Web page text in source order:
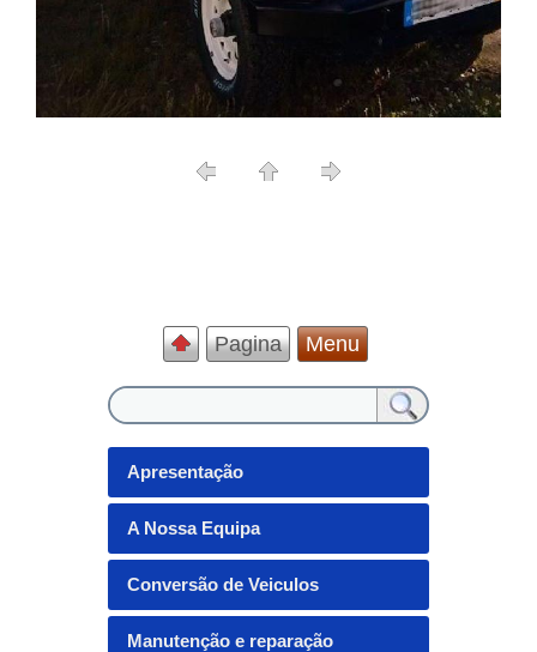
Pagina Menu
Apresentação
A Nossa Equipa
Conversão de Veiculos
Manutenção e reparação